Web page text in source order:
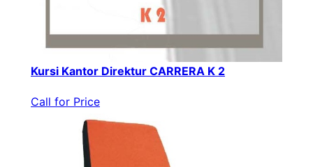
Kursi Kantor Direktur CARRERA K 2
Call for Price